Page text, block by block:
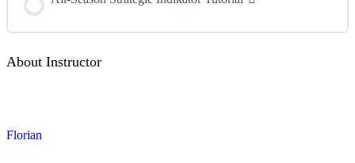
About Instructor
Florian